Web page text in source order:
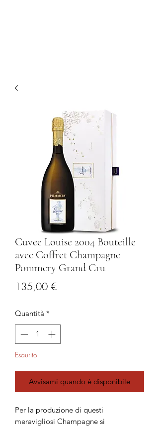
Cuvee Louise 2004 Bouteille
avec Coffret Champagne
Pommery Grand Cru
135,00 €Prezzo
Quantità *
Esaurito
Avvisami quando è disponibile
Per la produzione di questi
meravigliosi Champagne si